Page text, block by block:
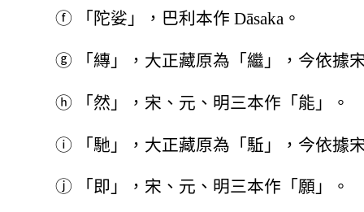
ⓕ 「陀娑」，巴利本作 Dāsaka。
ⓖ 「縳」，大正藏原為「繼」，今依據
ⓗ 「然」，宋、元、明三本作「能」。
ⓘ 「馳」，大正藏原為「駈」，今依據
ⓙ 「即」，宋、元、明三本作「願」。